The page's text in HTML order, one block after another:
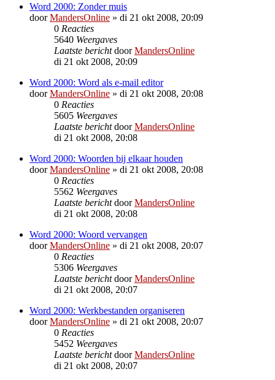
Word 2000: Zonder muis
doorMandersOnline » di 21 okt 2008, 20:09
0 Reacties
5640 Weergaves
Laatste berichtdoorMandersOnline
di 21 okt 2008, 20:09
Word 2000: Word als e-mail editor
doorMandersOnline » di 21 okt 2008, 20:08
0 Reacties
5605 Weergaves
Laatste berichtdoorMandersOnline
di 21 okt 2008, 20:08
Word 2000: Woorden bij elkaar houden
doorMandersOnline » di 21 okt 2008, 20:08
0 Reacties
5562 Weergaves
Laatste berichtdoorMandersOnline
di 21 okt 2008, 20:08
Word 2000: Woord vervangen
doorMandersOnline » di 21 okt 2008, 20:07
0 Reacties
5306 Weergaves
Laatste berichtdoorMandersOnline
di 21 okt 2008, 20:07
Word 2000: Werkbestanden organiseren
doorMandersOnline » di 21 okt 2008, 20:07
0 Reacties
5452 Weergaves
Laatste berichtdoorMandersOnline
di 21 okt 2008, 20:07